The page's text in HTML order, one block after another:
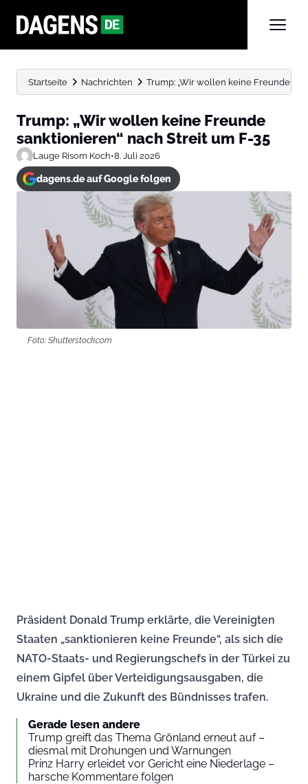
Startseite Nachrichten Trump: „Wir wollen keine Freunde
Trump: „Wir wollen keine Freunde
sanktionieren“ nach Streit um F-35
Lauge Risom Koch•8. Juli 2026
dagens.de auf Google folgen
Foto: Shutterstock.com
Präsident Donald Trump erklärte, die Vereinigten
Staaten „sanktionieren keine Freunde“, als sich die
NATO-Staats- und Regierungschefs in der Türkei zu
einem Gipfel über Verteidigungsausgaben, die
Ukraine und die Zukunft des Bündnisses trafen.
Gerade lesen andere
Trump greift das Thema Grönland erneut auf –
diesmal mit Drohungen und Warnungen
Prinz Harry erleidet vor Gericht eine Niederlage –
harsche Kommentare folgen